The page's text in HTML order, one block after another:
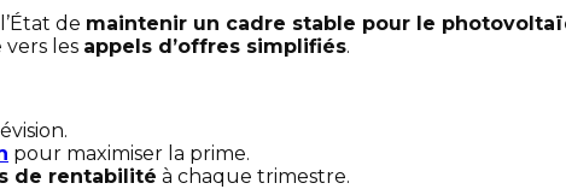
de maintenir un cadre stable pour le
les appels d’offres simplifiés.
pour maximiser la prime.
de rentabilité à chaque trimestre.